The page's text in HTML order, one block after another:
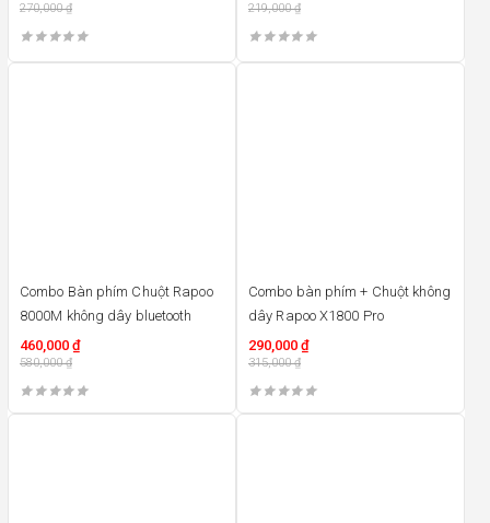
270,000₫ 219,000₫
Combo Bàn phím Chuột Rapoo
8000M không dây bluetooth
460,000 ₫
580,000₫
Combo bàn phím + Chuột không
dây Rapoo X1800 Pro
290,000 ₫
315,000₫